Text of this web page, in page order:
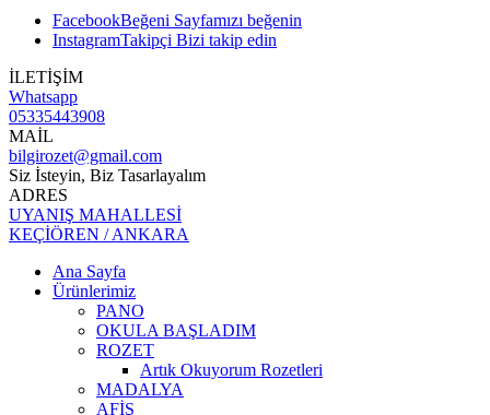
FacebookBeğeni Sayfamızı beğenin
InstagramTakipçi Bizi takip edin
İLETİŞİM
Whatsapp
05335443908
MAİL
bilgirozet@gmail.com
Siz İsteyin, Biz Tasarlayalım
ADRES
UYANIŞ MAHALLESİ
KEÇİÖREN / ANKARA
Ana Sayfa
Ürünlerimiz
PANO
OKULA BAŞLADIM
ROZET
Artık Okuyorum Rozetleri
MADALYA
AFİŞ